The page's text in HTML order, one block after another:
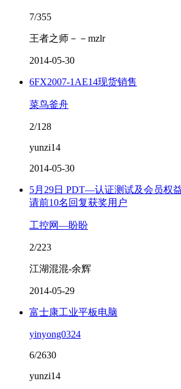
7/355
王者之师－－mzlr
2014-05-30
6FX2007-1AE14现货销售
菜鸟釜舟
2/128
yunzi14
2014-05-30
5月29日 PDT—认证测试及会员权
请前10名回复获奖用户
工控网—盼盼
2/223
江湖混混-余辉
2014-05-29
富士康工业平板电脑
yinyong0324
6/2630
yunzi14